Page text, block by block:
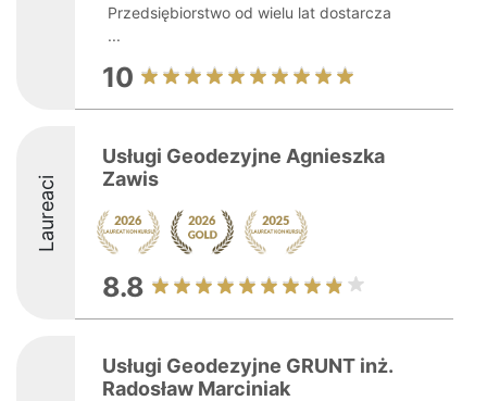
Przedsiębiorstwo od wielu lat dostarcza
...
10
Laureaci
Usługi Geodezyjne Agnieszka
Zawis
8.8
Usługi Geodezyjne GRUNT inż.
Radosław Marciniak